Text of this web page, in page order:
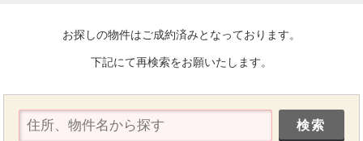
お探しの物件はご成約済みとなっております。
下記にて再検索をお願いたします。